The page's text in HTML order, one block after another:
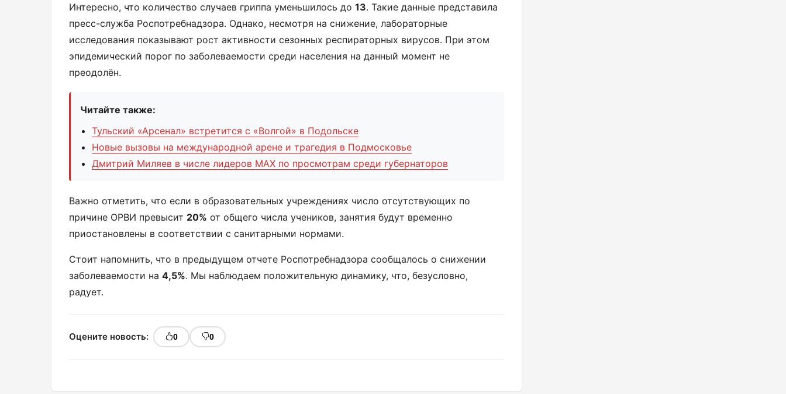
Интересно, что количество случаев гриппа уменьшилось до 13. Такие данные представила
пресс-служба Роспотребнадзора. Однако, несмотря на снижение, лабораторные
исследования показывают рост активности сезонных респираторных вирусов. При этом
эпидемический порог по заболеваемости среди населения на данный момент не
преодолён.
Читайте также:
Тульский «Арсенал» встретится с «Волгой» в Подольске
Новые вызовы на международной арене и трагедия в Подмосковье
Дмитрий Миляев в числе лидеров МАХ по просмотрам среди губернаторов
Важно отметить, что если в образовательных учреждениях число отсутствующих по
причине ОРВИ превысит 20% от общего числа учеников, занятия будут временно
приостановлены в соответствии с санитарными нормами.
Стоит напомнить, что в предыдущем отчете Роспотребнадзора сообщалось о снижении
заболеваемости на 4,5%. Мы наблюдаем положительную динамику, что, безусловно,
радует.
Оцените новость: 0 0